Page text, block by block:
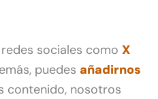
sociales como X
puedes añadirnos
contenido, nosotros